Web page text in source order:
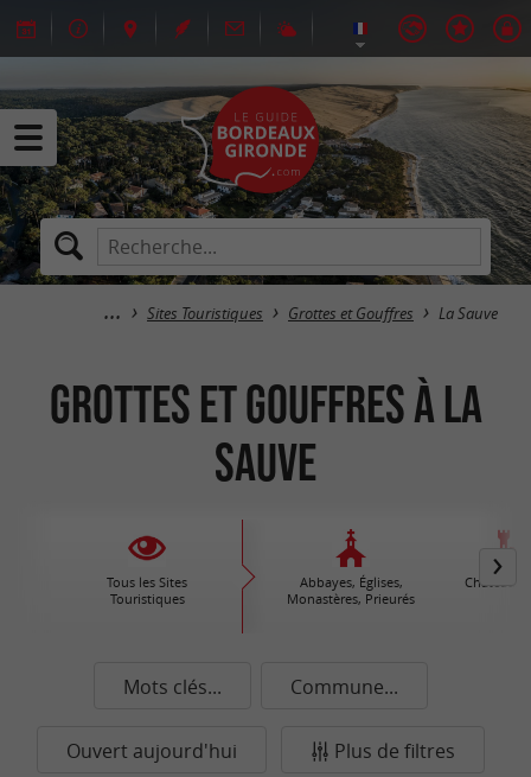
Sites Touristiques Grottes et Gouffres La Sauve
Grottes et Gouffres à La
Sauve
Tous les Sites
Touristiques
Abbayes, Églises,
Monastères, Prieurés
Châteaux
Mots clés... Commune...
Ouvert aujourd'hui Plus de filtres